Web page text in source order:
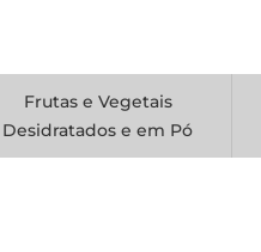
Frutas e Vegetais
Desidratados e em Pó